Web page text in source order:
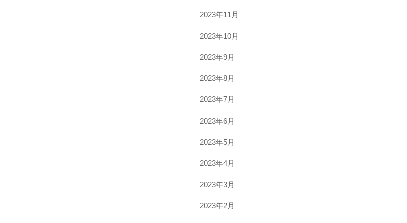
2023年11月
2023年10月
2023年9月
2023年8月
2023年7月
2023年6月
2023年5月
2023年4月
2023年3月
2023年2月